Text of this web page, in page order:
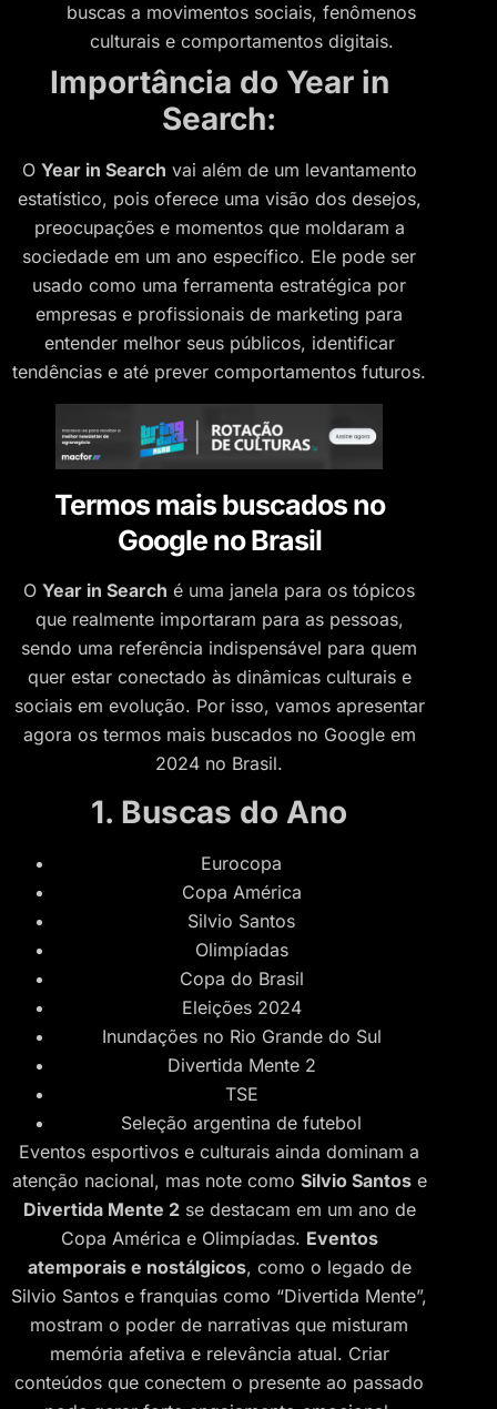
buscas a movimentos sociais, fenômenos
culturais e comportamentos digitais.
Importância do Year in
Search:
O Year in Search vai além de um levantamento
estatístico, pois oferece uma visão dos desejos,
preocupações e momentos que moldaram a
sociedade em um ano específico. Ele pode ser
usado como uma ferramenta estratégica por
empresas e profissionais de marketing para
entender melhor seus públicos, identificar
tendências e até prever comportamentos futuros.
Termos mais buscados no
Google no Brasil
O Year in Search é uma janela para os tópicos
que realmente importaram para as pessoas,
sendo uma referência indispensável para quem
quer estar conectado às dinâmicas culturais e
sociais em evolução. Por isso, vamos apresentar
agora os termos mais buscados no Google em
2024 no Brasil.
1. Buscas do Ano
Eurocopa
Copa América
Silvio Santos
Olimpíadas
Copa do Brasil
Eleições 2024
Inundações no Rio Grande do Sul
Divertida Mente 2
TSE
Seleção argentina de futebol
Eventos esportivos e culturais ainda dominam a
atenção nacional, mas note como Silvio Santose
Divertida Mente 2se destacam em um ano de
Copa América e Olimpíadas. Eventos
atemporais e nostálgicos, como o legado de
Silvio Santos e franquias como “Divertida Mente”,
mostram o poder de narrativas que misturam
memória afetiva e relevância atual. Criar
conteúdos que conectem o presente ao passado